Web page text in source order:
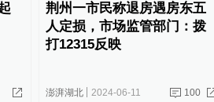
荆州一市民称退房遇房东五
人定损，市场监管部门：拨
打12315反映
澎湃湖北 2024-06-11 100